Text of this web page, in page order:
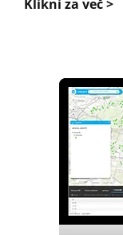
Klikni za več >